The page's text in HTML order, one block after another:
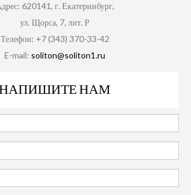
620141, г. Екатеринбург,
ул. Щорса, 7, лит. Р
Телефон: +7 (343) 370-33-42
E-mail: soliton@soliton1.ru
НАМ